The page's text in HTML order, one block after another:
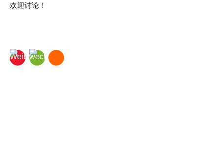
欢迎讨论！